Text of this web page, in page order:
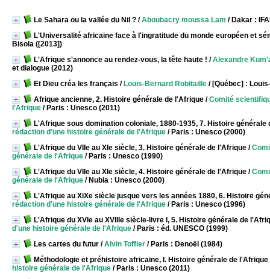
Le Sahara ou la vallée du Nil ? /Aboubacry moussa Lam / Dakar :
L'Universalité africaine face à l'ingratitude du monde européen et
Bisola ([2013])
L'Afrique s'annonce au rendez-vous, la tête haute ! /Alexandre
et dialogue (2012)
Et Dieu créa les français / Louis-Bernard Robitaille / [Québec] :
Afrique ancienne, 2. Histoire générale de l'Afrique /Comité
l'Afrique / Paris : Unesco (2011)
L'Afrique sous domination coloniale, 1880-1935, 7. Histoire générale
rédaction d'une histoire générale de l'Afrique / Paris : Unesco (2000)
L'Afrique du VIIe au XIe siècle, 3. Histoire générale de l'Afrique /
générale de l'Afrique / Paris : Unesco (1990)
L'Afrique du VIIe au XIe siècle, 4. Histoire générale de l'Afrique /
générale de l'Afrique / Nubia : Unesco (2000)
L'Afrique au XiXe siècle jusque vers les années 1880, 6. Histoire
rédaction d'une histoire générale de l'Afrique / Paris : Unesco (1996)
L'Afrique du XVIe au XVIIIe siècle-livre I, 5. Histoire générale de
d'une histoire générale de l'Afrique / Paris : éd. UNESCO (1999)
Les cartes du futur /Alvin Toffler / Paris : Denoël (1984)
Méthodologie et préhistoire africaine, I. Histoire générale de l'Afrique
histoire générale de l'Afrique / Paris : Unesco (2011)